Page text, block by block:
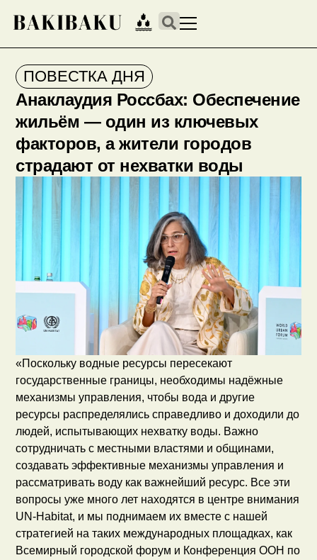
ПОВЕСТКА ДНЯ
Анаклаудия Россбах: Обеспечение
жильём — один из ключевых
факторов, а жители городов
страдают от нехватки воды
«Поскольку водные ресурсы пересекают
государственные границы, необходимы надёжные
механизмы управления, чтобы вода и другие
ресурсы распределялись справедливо и доходили до
людей, испытывающих нехватку воды. Важно
сотрудничать с местными властями и общинами,
создавать эффективные механизмы управления и
рассматривать воду как важнейший ресурс. Все эти
вопросы уже много лет находятся в центре внимания
UN-Habitat, и мы поднимаем их вместе с нашей
стратегией на таких международных площадках, как
Всемирный городской форум и Конференция ООН по